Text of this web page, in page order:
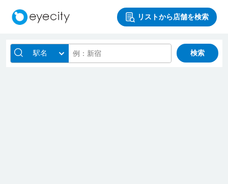
リストから店舗を検索
駅名 検索